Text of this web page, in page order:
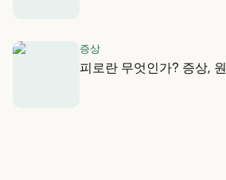
증상
피로란 무엇인가? 증상,